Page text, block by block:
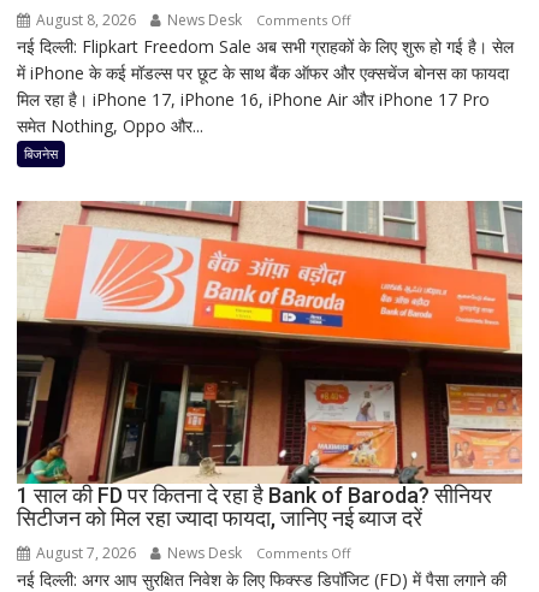
रहस्य
August 8, 2026 News Desk Comments Offon
Flipkart
Freedom
Sale
बंपर
ऑफर,
8
हजार
सस्ता
16;
Oppo-
Vivo
और
Nothing
पर
भी
बड़ी
नई दिल्ली: Flipkart Freedom Sale अब सभी ग्राहकों के लिए शुरू हो गई है। सेल
में iPhone के कई मॉडल्स पर छूट के साथ बैंक ऑफर और एक्सचेंज बोनस का फायदा
मिल रहा है। iPhone 17, iPhone 16, iPhone Air और iPhone 17 Pro
समेत Nothing, Oppo और...
बिजनेस
1 साल की FD पर कितना दे रहा है Bank of Baroda? सीनियर
सिटीजन को मिल रहा ज्यादा फायदा, जानिए नई ब्याज दरें
August 7, 2026 News Desk Comments Offon
1
नई दिल्ली: अगर आप सुरक्षित निवेश के लिए फिक्स्ड डिपॉजिट (FD) में पैसा लगाने की